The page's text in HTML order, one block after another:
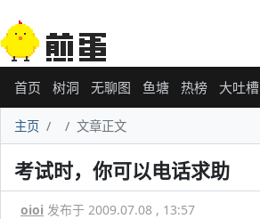
首页 树洞 无聊图 鱼塘 热榜 大吐槽
主页 文章正文
考试时，你可以电话求助
oioi 发布于 2009.07.08 , 13:57